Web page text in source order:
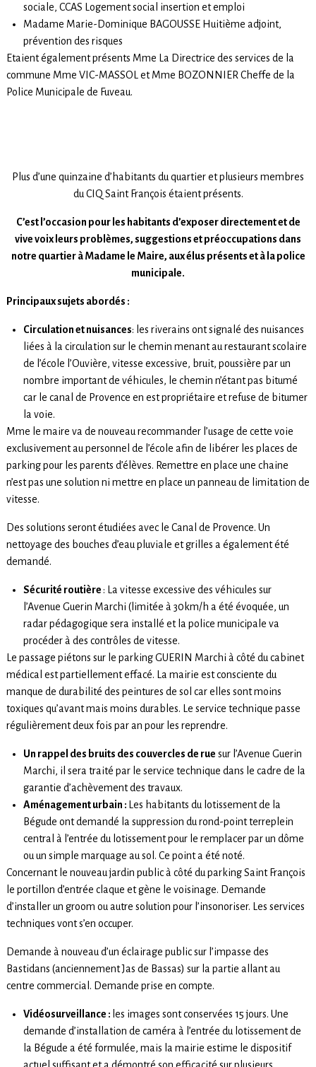
sociale, CCAS Logement social insertion et emploi
Madame Marie-Dominique BAGOUSSE Huitième adjoint,
prévention des risques
Etaient également présents Mme La Directrice des services de la
commune Mme VIC-MASSOL et Mme BOZONNIER Cheffe de la
Police Municipale de Fuveau.
Plus d’une quinzaine d’habitants du quartier et plusieurs membres
du CIQ Saint François étaient présents.
C’est l’occasion pour les habitants d’exposer directement et de
vive voix leurs problèmes, suggestions et préoccupations dans
notre quartier à Madame le Maire, aux élus présents et à la police
municipale.
Principaux sujets abordés :
Circulation et nuisances: les riverains ont signalé des nuisances
liées à la circulation sur le chemin menant au restaurant scolaire
de l’école l’Ouvière, vitesse excessive, bruit, poussière par un
nombre important de véhicules, le chemin n’étant pas bitumé
car le canal de Provence en est propriétaire et refuse de bitumer
la voie.
Mme le maire va de nouveau recommander l’usage de cette voie
exclusivement au personnel de l’école afin de libérer les places de
parking pour les parents d’élèves. Remettre en place une chaine
n’est pas une solution ni mettre en place un panneau de limitation de
vitesse.
Des solutions seront étudiées avec le Canal de Provence. Un
nettoyage des bouches d’eau pluviale et grilles a également été
demandé.
Sécurité routière : La vitesse excessive des véhicules sur
l’Avenue Guerin Marchi (limitée à 30km/h a été évoquée, un
radar pédagogique sera installé et la police municipale va
procéder à des contrôles de vitesse.
Le passage piétons sur le parking GUERIN Marchi à côté du cabinet
médical est partiellement effacé. La mairie est consciente du
manque de durabilité des peintures de sol car elles sont moins
toxiques qu’avant mais moins durables. Le service technique passe
régulièrement deux fois par an pour les reprendre.
Un rappel des bruits des couvercles de rue sur l’Avenue Guerin
Marchi, il sera traité par le service technique dans le cadre de la
garantie d’achèvement des travaux.
Aménagement urbain :
Les habitants du lotissement de la
Bégude ont demandé la suppression du rond-point terreplein
central à l’entrée du lotissement pour le remplacer par un dôme
ou un simple marquage au sol. Ce point a été noté.
Concernant le nouveau jardin public à côté du parking Saint François
le portillon d’entrée claque et gène le voisinage. Demande
d’installer un groom ou autre solution pour l’insonoriser. Les services
techniques vont s’en occuper.
Demande à nouveau d’un éclairage public sur l’impasse des
Bastidans (anciennement Jas de Bassas) sur la partie allant au
centre commercial. Demande prise en compte.
Vidéosurveillance : les images sont conservées 15 jours. Une
demande d’installation de caméra à l’entrée du lotissement de
la Bégude a été formulée, mais la mairie estime le dispositif